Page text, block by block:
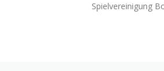
Spielvereinigung